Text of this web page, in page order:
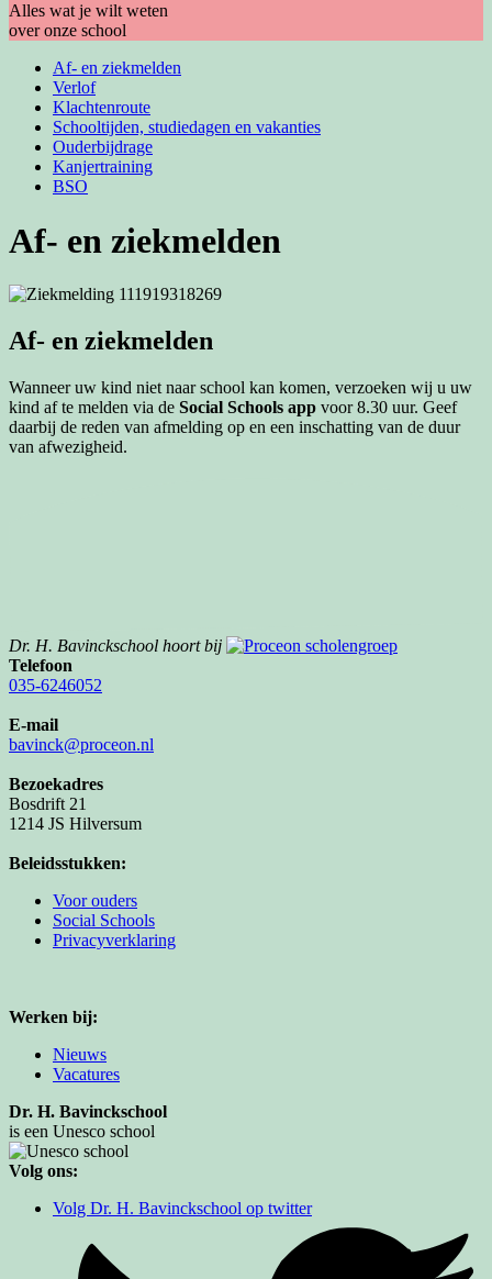
Alles wat je wilt weten
over onze school
Af- en ziekmelden
Verlof
Klachtenroute
Schooltijden, studiedagen en vakanties
Ouderbijdrage
Kanjertraining
BSO
Af- en ziekmelden
Af- en ziekmelden
Wanneer uw kind niet naar school kan komen, verzoeken wij u uw
kind af te melden via de Social Schools app voor 8.30 uur. Geef
daarbij de reden van afmelding op en een inschatting van de duur
van afwezigheid.
Dr. H. Bavinckschool hoort bij
Telefoon
035-6246052
E-mail
bavinck@proceon.nl
Bezoekadres
Bosdrift 21
1214 JS Hilversum
Beleidsstukken:
Voor ouders
Social Schools
Privacyverklaring
Werken bij:
Nieuws
Vacatures
Dr. H. Bavinckschool
is een Unesco school
Volg ons:
Volg Dr. H. Bavinckschool op twitter